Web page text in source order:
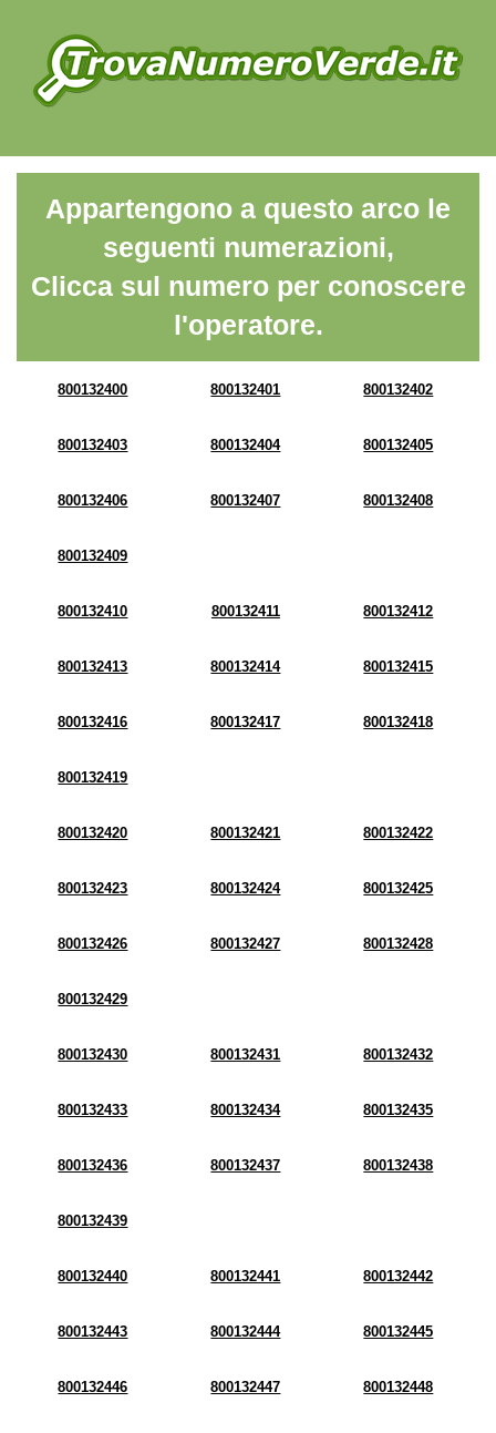
Appartengono a questo arco le
seguenti numerazioni,
Clicca sul numero per conoscere
l'operatore.
800132400 800132401 800132402
800132403 800132404 800132405
800132406 800132407 800132408
800132409
800132410 800132411 800132412
800132413 800132414 800132415
800132416 800132417 800132418
800132419
800132420 800132421 800132422
800132423 800132424 800132425
800132426 800132427 800132428
800132429
800132430 800132431 800132432
800132433 800132434 800132435
800132436 800132437 800132438
800132439
800132440 800132441 800132442
800132443 800132444 800132445
800132446 800132447 800132448